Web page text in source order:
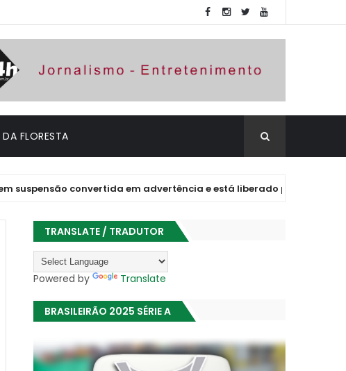
FLORESTA
convertida em advertência e está liberado para jogar
TRANSLATE / TRADUTOR
Powered by Translate
BRASILEIRÃO 2025 SÉRIE A